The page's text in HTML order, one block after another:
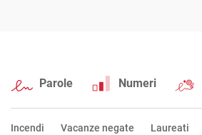
Parole Numeri
Incendi Vacanze negate Laureati